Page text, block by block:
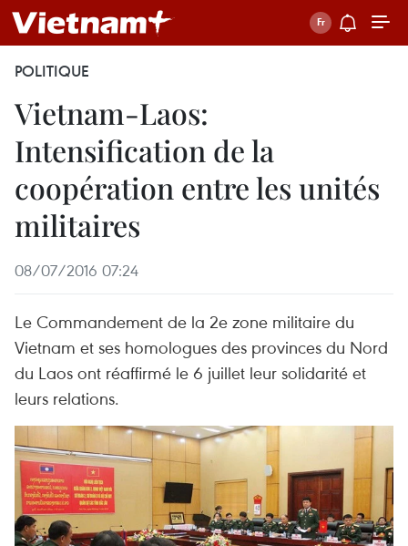
POLITIQUE
Vietnam-Laos:
Intensification de la
coopération entre les unités
militaires
08/07/2016 07:24
Le Commandement de la 2e zone militaire du
Vietnam et ses homologues des provinces du Nord
du Laos ont réaffirmé le 6 juillet leur solidarité et
leurs relations.